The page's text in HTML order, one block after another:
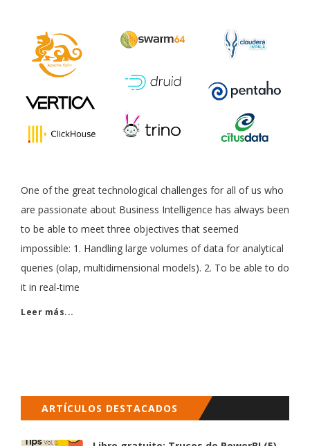
One of the great technological challenges for all of us who
are passionate about Business Intelligence has always been
to be able to meet three objectives that seemed
impossible: 1. Handling large volumes of data for analytical
queries (olap, multidimensional models). 2. To be able to do
it in real-time
Leer más...
ARTÍCULOS DESTACADOS